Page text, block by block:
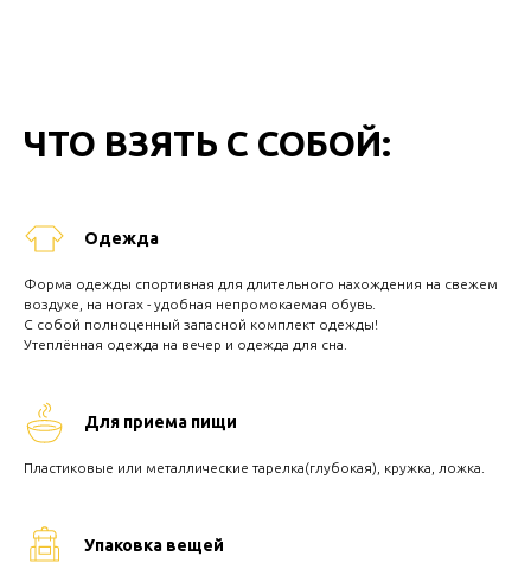
ЧТО ВЗЯТЬ С СОБОЙ:
Одежда
Форма одежды спортивная для длительного нахождения на свежем
воздухе, на ногах - удобная непромокаемая обувь.
С собой полноценный запасной комплект одежды!
Утеплённая одежда на вечер и одежда для сна.
Для приема пищи
Пластиковые или металлические тарелка(глубокая), кружка, ложка.
Упаковка вещей